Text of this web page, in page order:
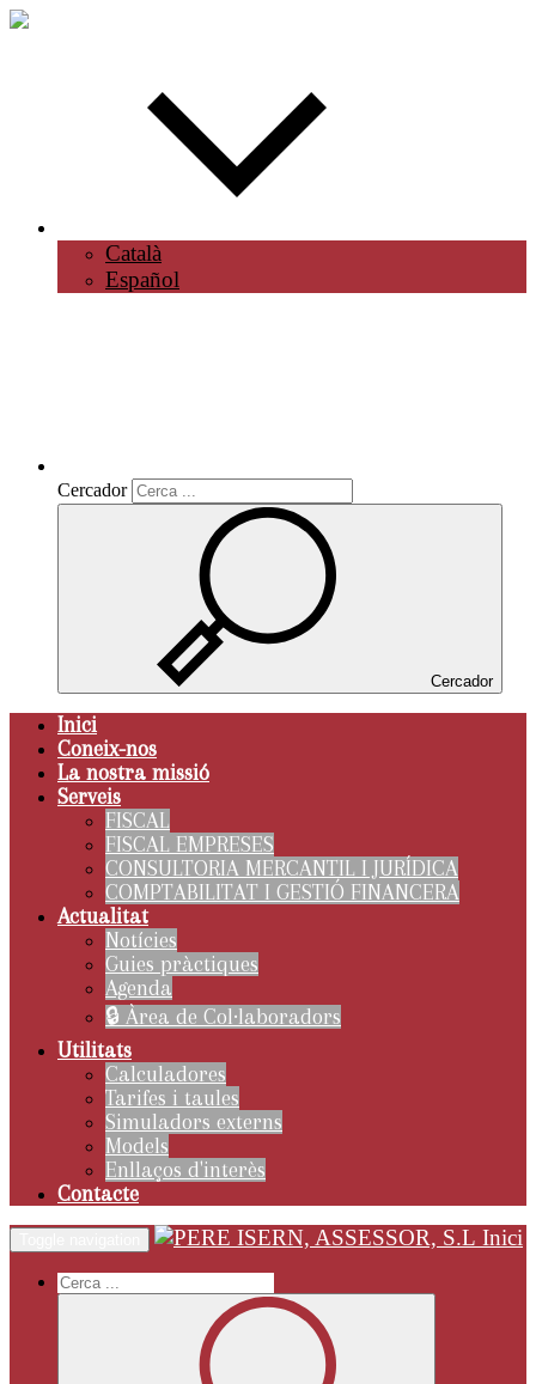
Català
Español
Cercador
Cercador
Inici
Coneix-nos
La nostra missió
Serveis
FISCAL
FISCAL EMPRESES
CONSULTORIA MERCANTIL I JURÍDICA
COMPTABILITAT I GESTIÓ FINANCERA
Actualitat
Notícies
Guies pràctiques
Agenda
🔒 Àrea de Col·laboradors
Utilitats
Calculadores
Tarifes i taules
Simuladors externs
Models
Enllaços d'interès
Contacte
Inici